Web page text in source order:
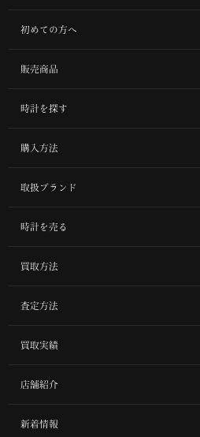
初めての方へ
販売商品
時計を探す
購入方法
取扱ブランド
時計を売る
買取方法
査定方法
買取実績
店舗紹介
新着情報